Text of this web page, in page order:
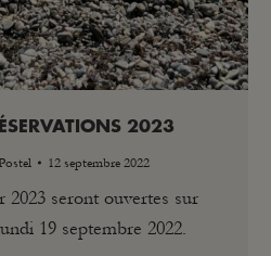
2023
12 septembre 2022
seront ouvertes sur
19 septembre 2022.